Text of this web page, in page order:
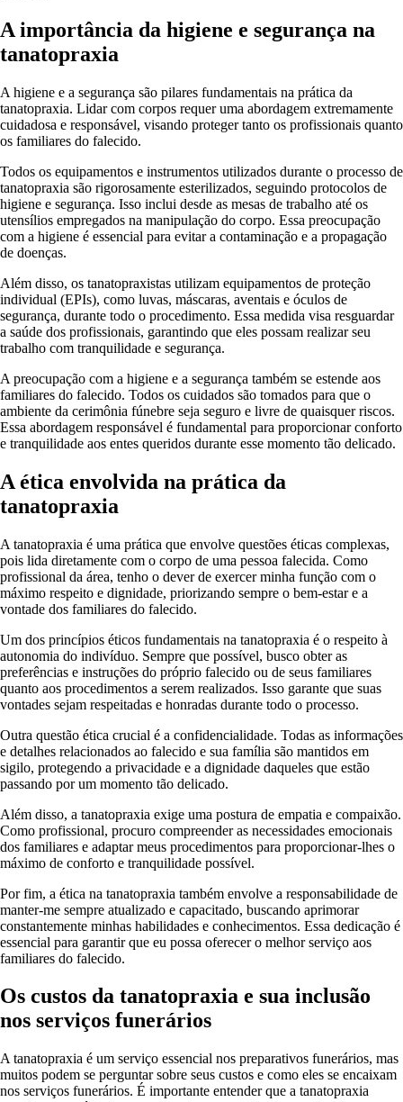
A importância da higiene e segurança na
tanatopraxia
A higiene e a segurança são pilares fundamentais na prática da
tanatopraxia. Lidar com corpos requer uma abordagem extremamente
cuidadosa e responsável, visando proteger tanto os profissionais quanto
os familiares do falecido.
Todos os equipamentos e instrumentos utilizados durante o processo de
tanatopraxia são rigorosamente esterilizados, seguindo protocolos de
higiene e segurança. Isso inclui desde as mesas de trabalho até os
utensílios empregados na manipulação do corpo. Essa preocupação
com a higiene é essencial para evitar a contaminação e a propagação
de doenças.
Além disso, os tanatopraxistas utilizam equipamentos de proteção
individual (EPIs), como luvas, máscaras, aventais e óculos de
segurança, durante todo o procedimento. Essa medida visa resguardar
a saúde dos profissionais, garantindo que eles possam realizar seu
trabalho com tranquilidade e segurança.
A preocupação com a higiene e a segurança também se estende aos
familiares do falecido. Todos os cuidados são tomados para que o
ambiente da cerimônia fúnebre seja seguro e livre de quaisquer riscos.
Essa abordagem responsável é fundamental para proporcionar conforto
e tranquilidade aos entes queridos durante esse momento tão delicado.
A ética envolvida na prática da
tanatopraxia
A tanatopraxia é uma prática que envolve questões éticas complexas,
pois lida diretamente com o corpo de uma pessoa falecida. Como
profissional da área, tenho o dever de exercer minha função com o
máximo respeito e dignidade, priorizando sempre o bem-estar e a
vontade dos familiares do falecido.
Um dos princípios éticos fundamentais na tanatopraxia é o respeito à
autonomia do indivíduo. Sempre que possível, busco obter as
preferências e instruções do próprio falecido ou de seus familiares
quanto aos procedimentos a serem realizados. Isso garante que suas
vontades sejam respeitadas e honradas durante todo o processo.
Outra questão ética crucial é a confidencialidade. Todas as informações
e detalhes relacionados ao falecido e sua família são mantidos em
sigilo, protegendo a privacidade e a dignidade daqueles que estão
passando por um momento tão delicado.
Além disso, a tanatopraxia exige uma postura de empatia e compaixão.
Como profissional, procuro compreender as necessidades emocionais
dos familiares e adaptar meus procedimentos para proporcionar-lhes o
máximo de conforto e tranquilidade possível.
Por fim, a ética na tanatopraxia também envolve a responsabilidade de
manter-me sempre atualizado e capacitado, buscando aprimorar
constantemente minhas habilidades e conhecimentos. Essa dedicação é
essencial para garantir que eu possa oferecer o melhor serviço aos
familiares do falecido.
Os custos da tanatopraxia e sua inclusão
nos serviços funerários
A tanatopraxia é um serviço essencial nos preparativos funerários, mas
muitos podem se perguntar sobre seus custos e como eles se encaixam
nos serviços funerários. É importante entender que a tanatopraxia